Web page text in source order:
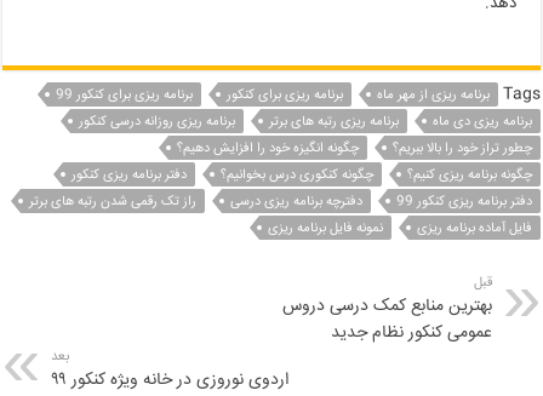
Tags برنامه ریزی از مهر ماه برنامه ریزی برای کنکور
برنامه ریزی برای کنکور 99
برنامه ریزی دی ماه
برنامه ریزی رتبه های برتر
برنامه ریزی روزانه درسی کنکور
چطور تراز خود را بالا ببریم؟
چگونه انگیزه خود را افزایش دهیم؟
چگونه برنامه ریزی کنیم؟
چگونه کنکوری درس بخوانیم؟
دفتر برنامه ریزی کنکور
دفتر برنامه ریزی کنکور 99
دفترچه برنامه ریزی درسی
راز تک رقمی شدن رتبه های برتر
فایل آماده برنامه ریزی
نمونه فایل برنامه ریزی
قبل
بهترین منابع کمک درسی دروس
عمومی کنکور نظام جدید
بعد
اردوی نوروزی در خانه ویژه کنکور ۹۹